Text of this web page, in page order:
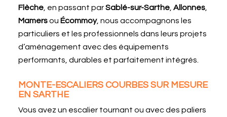
Flèche, en passant parSablé-sur-Sarthe, Allonnes,
Mamersou Écommoy, nous accompagnons les
particuliers et les professionnels dans leurs projets
d’aménagement avec des équipements
performants, durables et parfaitement intégrés.
MONTE-ESCALIERS COURBES SUR MESURE
EN SARTHE
Vous avez un escalier tournant ou avec des paliers